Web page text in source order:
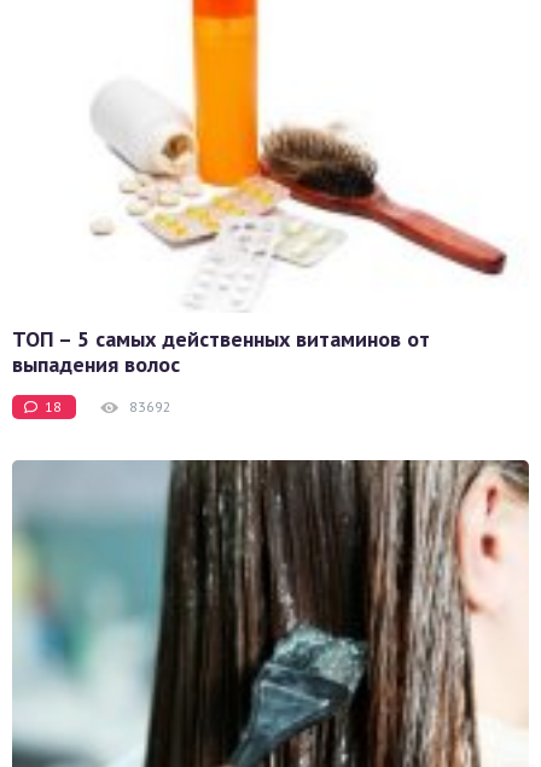
ТОП – 5 самых действенных витаминов от
выпадения волос
18 83692